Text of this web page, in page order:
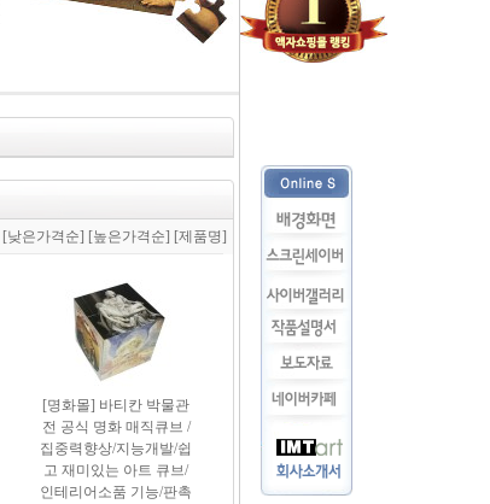
[낮은가격순] [높은가격순] [제품명]
[명화몰] 바티칸 박물관
전 공식 명화 매직큐브 /
집중력향상/지능개발/쉽
고 재미있는 아트 큐브/
인테리어소품 기능/판촉